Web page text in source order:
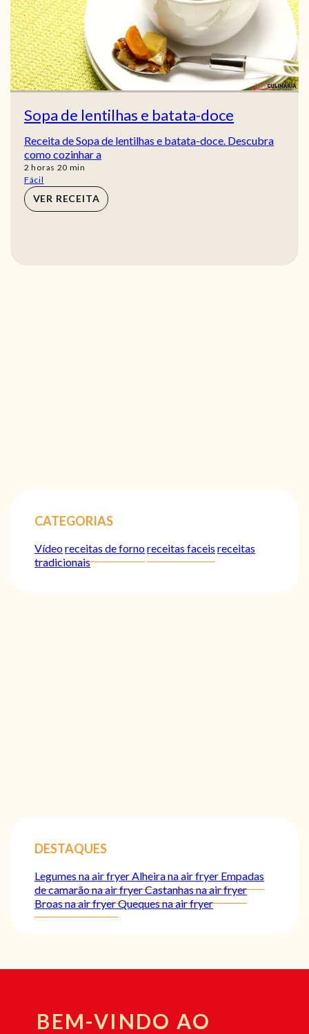
Sopa de lentilhas e batata-doce
Receita de Sopa de lentilhas e batata-doce. Descubra
como cozinhar a
2 horas
horas 20 min
min
Fácil
VER RECEITA
CATEGORIAS
Vídeoreceitas de fornoreceitas faceis receitas
tradicionais
DESTAQUES
Legumes na air fryerAlheira na air fryer Empadas
de camarão na air fryerCastanhas na air fryer
Broas na air fryerQueques na air fryer
BEM-VINDO AO